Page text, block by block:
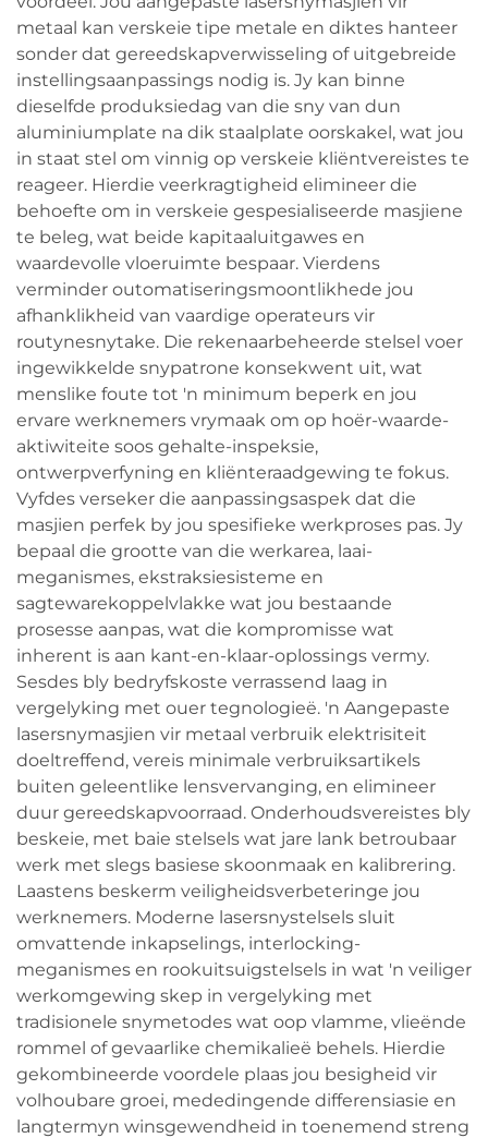
metaal kan verskeie tipe metale en diktes hanteer
sonder dat gereedskapverwisseling of uitgebreide
instellingsaanpassings nodig is. Jy kan binne
dieselfde produksiedag van die sny van dun
aluminiumplate na dik staalplate oorskakel, wat jou
in staat stel om vinnig op verskeie kliëntvereistes te
reageer. Hierdie veerkragtigheid elimineer die
behoefte om in verskeie gespesialiseerde masjiene
te beleg, wat beide kapitaaluitgawes en
waardevolle vloeruimte bespaar. Vierdens
verminder outomatiseringsmoontlikhede jou
afhanklikheid van vaardige operateurs vir
routynesnytake. Die rekenaarbeheerde stelsel voer
ingewikkelde snypatrone konsekwent uit, wat
menslike foute tot 'n minimum beperk en jou
ervare werknemers vrymaak om op hoër-waarde-
aktiwiteite soos gehalte-inspeksie,
ontwerpverfyning en kliënteraadgewing te fokus.
Vyfdes verseker die aanpassingsaspek dat die
masjien perfek by jou spesifieke werkproses pas. Jy
bepaal die grootte van die werkarea, laai-
meganismes, ekstraksiesisteme en
sagtewarekoppelvlakke wat jou bestaande
prosesse aanpas, wat die kompromisse wat
inherent is aan kant-en-klaar-oplossings vermy.
Sesdes bly bedryfskoste verrassend laag in
vergelyking met ouer tegnologieë. 'n Aangepaste
lasersnymasjien vir metaal verbruik elektrisiteit
doeltreffend, vereis minimale verbruiksartikels
buiten geleentlike lensvervanging, en elimineer
duur gereedskapvoorraad. Onderhoudsvereistes bly
beskeie, met baie stelsels wat jare lank betroubaar
werk met slegs basiese skoonmaak en kalibrering.
Laastens beskerm veiligheidsverbeteringe jou
werknemers. Moderne lasersnystelsels sluit
omvattende inkapselings, interlocking-
meganismes en rookuitsuigstelsels in wat 'n veiliger
werkomgewing skep in vergelyking met
tradisionele snymetodes wat oop vlamme, vlieënde
rommel of gevaarlike chemikalieë behels. Hierdie
gekombineerde voordele plaas jou besigheid vir
volhoubare groei, mededingende differensiasie en
langtermyn winsgewendheid in toenemend streng